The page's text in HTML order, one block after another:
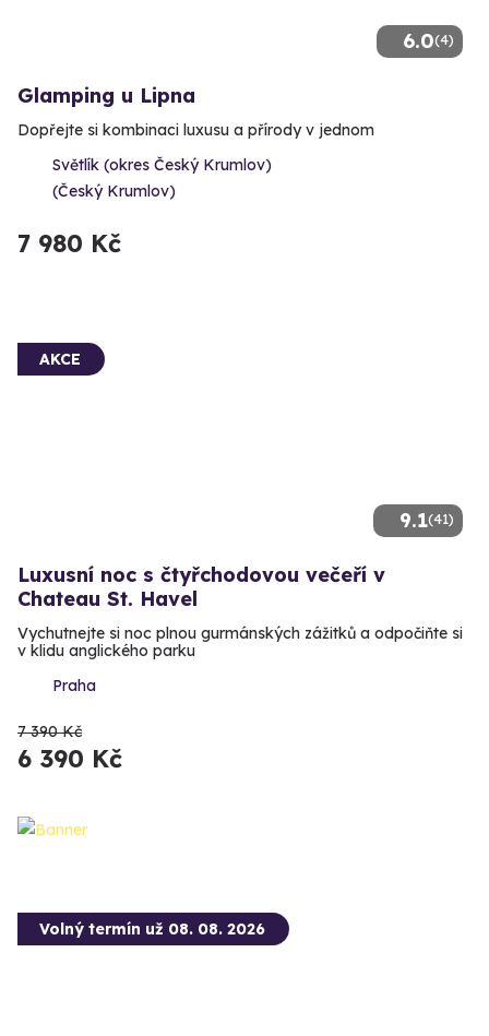
6.0(4)
Glamping u Lipna
Dopřejte si kombinaci luxusu a přírody v jednom
Světlík (okres Český Krumlov)
(Český Krumlov)
7 980 Kč
9.1(41)
AKCE
Luxusní noc s čtyřchodovou večeří v
Chateau St. Havel
Vychutnejte si noc plnou gurmánských zážitků a odpočiňte si
v klidu anglického parku
Praha
7 390 Kč
6 390 Kč
Volný termín už 08. 08. 2026